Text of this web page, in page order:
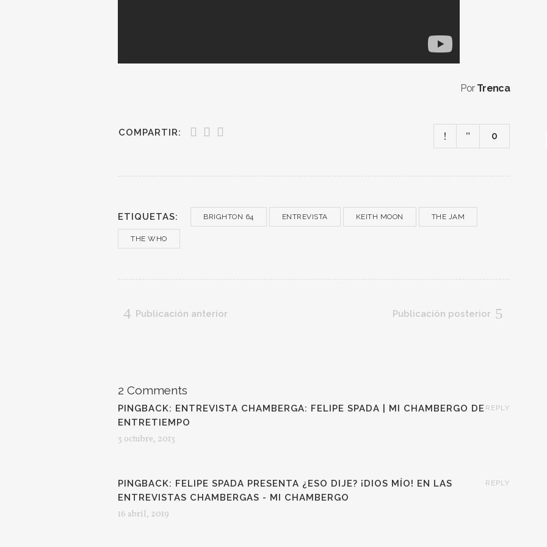
Por Trenca
COMPARTIR: 0
ETIQUETAS: BRIGHTON 64 ENTREVISTA KEITH MOON THE JAM
THE WHO
Publicación anterior Publicación posterior
2 Comments
REPLY
PINGBACK: ENTREVISTA CHAMBERGA: FELIPE SPADA | MI CHAMBERGO DE
ENTRETIEMPO
3 octubre, 2013
REPLY
PINGBACK: FELIPE SPADA PRESENTA ¿ESO DIJE? ¡DIOS MÍO! EN LAS
ENTREVISTAS CHAMBERGAS - MI CHAMBERGO
16 abril, 2019